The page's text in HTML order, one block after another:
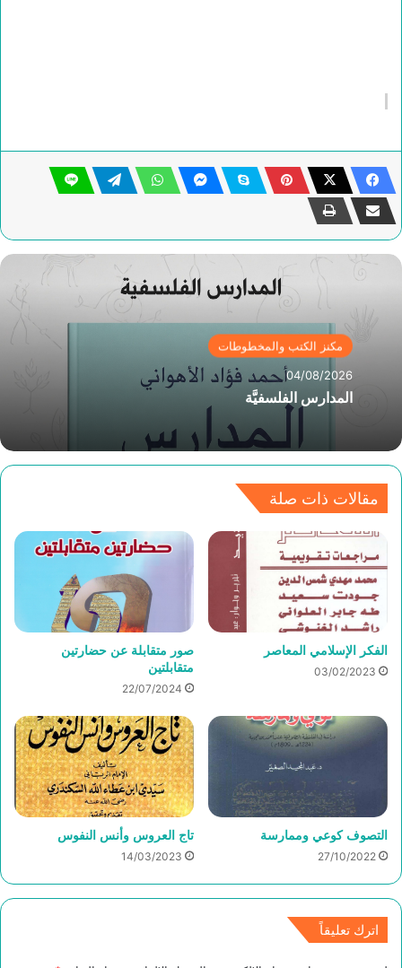
مكنز الكتب والمخطوطات
04/08/2026
المدارس الفلسفيَّة
مقالات ذات صلة
الفكر الإسلامي المعاصر
03/02/2023
صور متقابلة عن حضارتين
متقابلتين
22/07/2024
التصوف كوعي وممارسة
27/10/2022
تاج العروس وأنس النفوس
14/03/2023
اترك تعليقاً